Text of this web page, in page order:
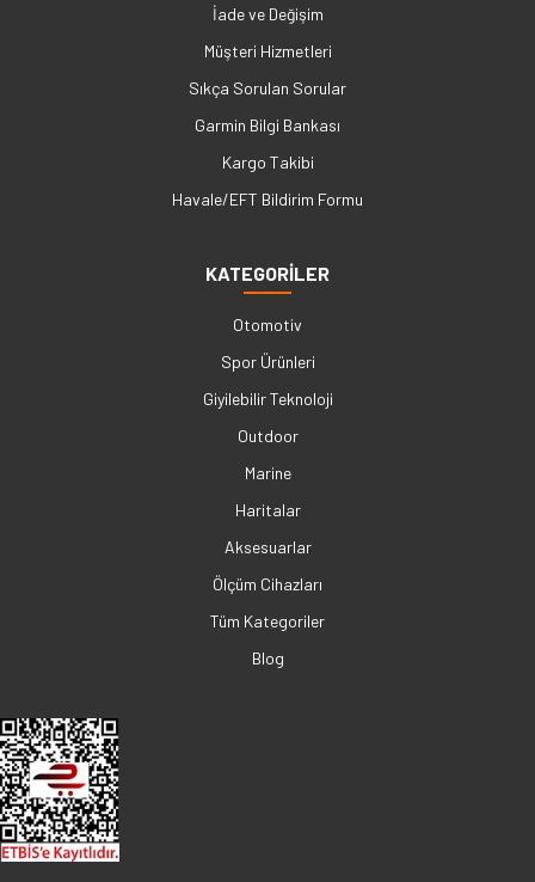
İade ve Değişim
Müşteri Hizmetleri
Sıkça Sorulan Sorular
Garmin Bilgi Bankası
Kargo Takibi
Havale/EFT Bildirim Formu
KATEGORİLER
Otomotiv
Spor Ürünleri
Giyilebilir Teknoloji
Outdoor
Marine
Haritalar
Aksesuarlar
Ölçüm Cihazları
Tüm Kategoriler
Blog